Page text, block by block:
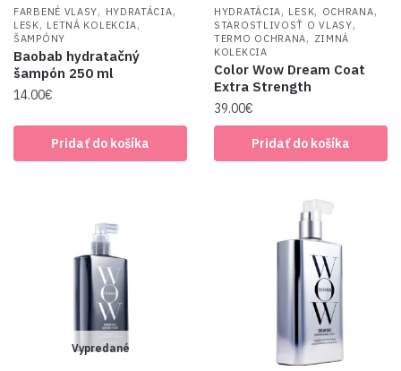
FARBENÉ VLASY, HYDRATÁCIA,
LESK, LETNÁ KOLEKCIA,
ŠAMPÓNY
Baobab hydratačný
šampón 250 ml
14.00€
Pridať do košíka
HYDRATÁCIA, LESK, OCHRANA,
STAROSTLIVOSŤ O VLASY,
TERMO OCHRANA, ZIMNÁ
KOLEKCIA
Color Wow Dream Coat
Extra Strength
39.00€
Pridať do košíka
Vypredané